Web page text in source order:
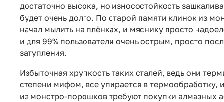
достаточно высока, но износостойкость
будет очень долго. По старой памяти клинок из
начал мылить на плёнках, и мяснику просто
и для 99% пользователи очень острым, просто
затупления.
Избыточная хрупкость таких сталей, ведь они
степени мифом, все упирается в термообработку,
из монстро-порошков требуют покупки алмазных